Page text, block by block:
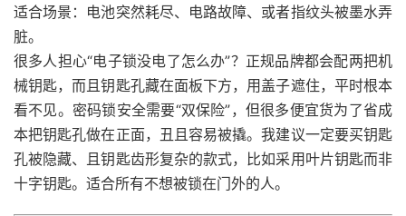
适合场景：电池突然耗尽、电路故障、或者指纹头被墨水弄
脏。
很多人担心“电子锁没电了怎么办”？正规品牌都会配两把机
械钥匙，而且钥匙孔藏在面板下方，用盖子遮住，平时根本
看不见。密码锁安全需要“双保险”，但很多便宜货为了省成
本把钥匙孔做在正面，丑且容易被撬。我建议一定要买钥匙
孔被隐藏、且钥匙齿形复杂的款式，比如采用叶片钥匙而非
十字钥匙。适合所有不想被锁在门外的人。